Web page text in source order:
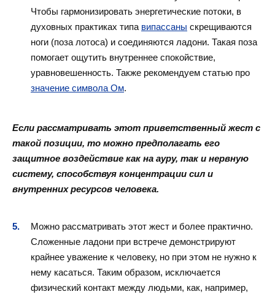
Чтобы гармонизировать энергетические потоки, в
духовных практиках типа випассаны скрещиваются
ноги (поза лотоса) и соединяются ладони. Такая поза
помогает ощутить внутреннее спокойствие,
уравновешенность. Также рекомендуем статью про
значение символа Ом.
Если рассматривать этот приветственный жест с
такой позиции, то можно предполагать его
защитное воздействие как на ауру, так и нервную
систему, способствуя концентрации сил и
внутренних ресурсов человека.
Можно рассматривать этот жест и более практично.
Сложенные ладони при встрече демонстрируют
крайнее уважение к человеку, но при этом не нужно к
нему касаться. Таким образом, исключается
физический контакт между людьми, как, например,